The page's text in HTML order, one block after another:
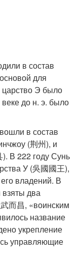
в состав
для
царство Э было
до н. э. было
в состав
(荆州), и
В 222 году Сунь
У (吳國國王),
владений. В
взяты два
而昌, «воинским
название
укрепление
управляющие